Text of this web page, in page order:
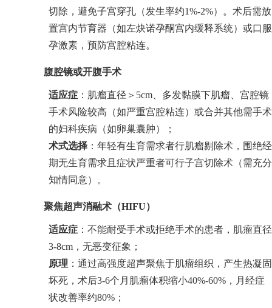
切除，避免子宫穿孔（发生率约1%-2%）。术后需放
置宫内节育器（如左炔诺孕酮宫内缓释系统）或口服
孕激素，预防宫腔粘连。
腹腔镜或开腹手术
适应症 ：肌瘤直径＞5cm、多发黏膜下肌瘤、宫腔镜
手术风险较高（如严重宫腔粘连）或合并其他需手术
的妇科疾病（如卵巢囊肿）；
术式选择 ：年轻有生育需求者行肌瘤剔除术，围绝经
期无生育需求且症状严重者可行子宫切除术（需充分
知情同意）。
聚焦超声消融术（HIFU）
适应症 ：不能耐受手术或拒绝手术的患者，肌瘤直径
3-8cm，无恶变征象；
原理 ：通过高强度超声聚焦于肌瘤组织，产生热凝固
坏死，术后3-6个月肌瘤体积缩小40%-60%，月经症
状改善率约80%；